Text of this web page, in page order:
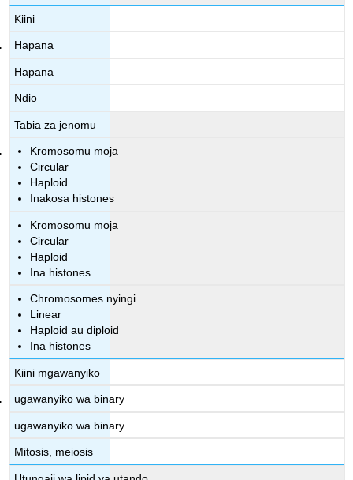
Kiini
Hapana
Hapana
Ndio
Tabia za jenomu
Kromosomu moja
Circular
Haploid
Inakosa histones
Kromosomu moja
Circular
Haploid
Ina histones
Chromosomes nyingi
Linear
Haploid au diploid
Ina histones
Kiini mgawanyiko
ugawanyiko wa binary
ugawanyiko wa binary
Mitosis, meiosis